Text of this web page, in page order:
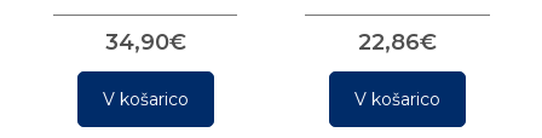
34,90€
V košarico
22,86€
V košarico